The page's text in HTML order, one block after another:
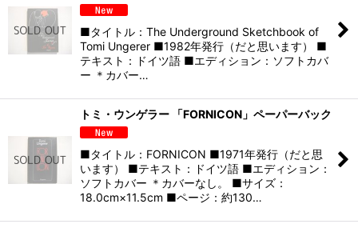
■タイトル：The Underground Sketchbook of
Tomi Ungerer ■1982年発行（だと思います） ■
テキスト：ドイツ語 ■エディション：ソフトカバ
ー ＊カバー…
トミ・ウンゲラー 「FORNICON」ペーパーバック
■タイトル：FORNICON ■1971年発行（だと思
います） ■テキスト：ドイツ語 ■エディション：
ソフトカバー ＊カバーなし。 ■サイズ：
18.0cm×11.5cm ■ページ：約130…